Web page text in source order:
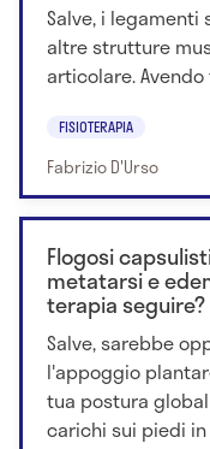
Salve, i legamenti
altre strutture
articolare.
FISIOTERAPIA
Fabrizio D'Urso
Flogosi
metatarsi e
terapia seguire?
Salve, sarebbe
l'appoggio
tua postura
carichi sui piedi in